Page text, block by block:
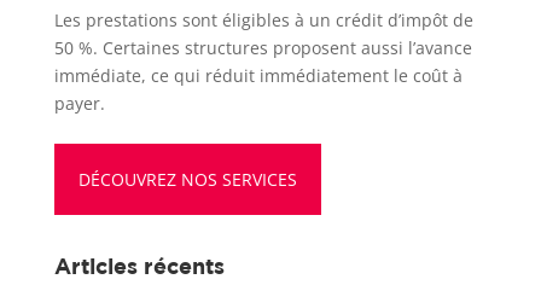
Les prestations sont éligibles à un crédit d’impôt de
50 %. Certaines structures proposent aussi l’avance
immédiate, ce qui réduit immédiatement le coût à
payer.
DÉCOUVREZ NOS SERVICES
Articles récents